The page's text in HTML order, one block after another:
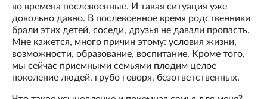
во времена послевоенные. И такая ситуация уже
довольно давно. В послевоенное время родственники
брали этих детей, соседи, друзья не давали пропасть.
Мне кажется, много причин этому: условия жизни,
возможности, образование, воспитание. Кроме того,
мы сейчас приемными семьями плодим целое
поколение людей, грубо говоря, безответственных.